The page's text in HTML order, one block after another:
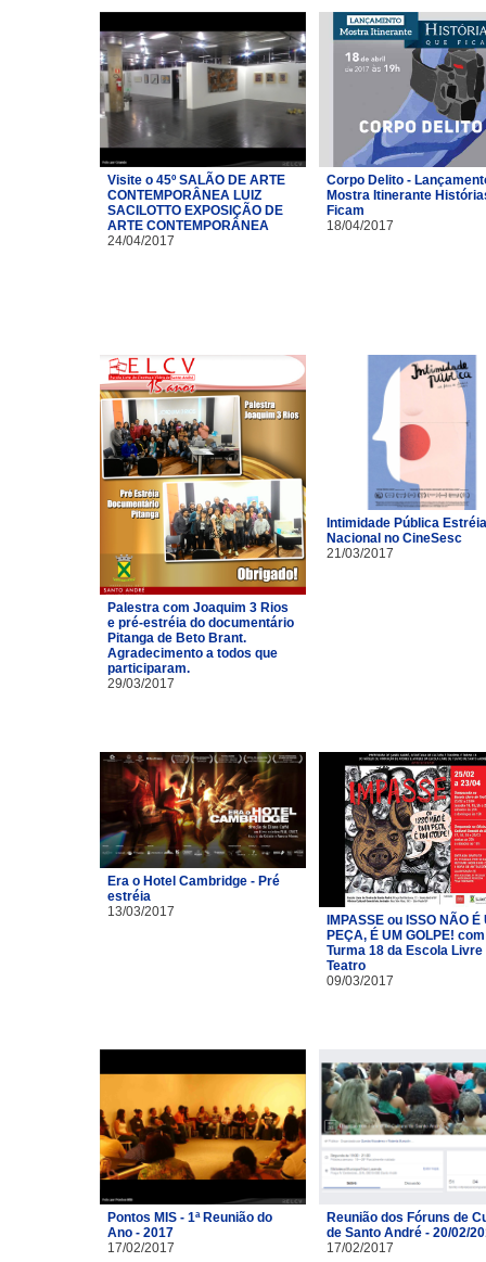
Visite o 45º SALÃO DE ARTE
CONTEMPORÂNEA LUIZ
SACILOTTO EXPOSIÇÃO DE
ARTE CONTEMPORÂNEA
24/04/2017
Corpo Delito -
Mostra Itinerante
Ficam
18/04/2017
Palestra com Joaquim 3 Rios
e pré-estréia do documentário
Pitanga de Beto Brant.
Agradecimento a todos que
participaram.
29/03/2017
Intimidade Pública Estréia
Nacional no CineSesc
21/03/2017
Era o Hotel Cambridge - Pré
estréia
13/03/2017
IMPASSE ou ISSO NÃO É
PEÇA, É UM GOLPE!
Turma 18 da Escola Livre
Teatro​
09/03/2017
Pontos MIS - 1ª Reunião do
Ano - 2017
17/02/2017
Reunião dos Fóruns de
de Santo André - 20/02/
17/02/2017